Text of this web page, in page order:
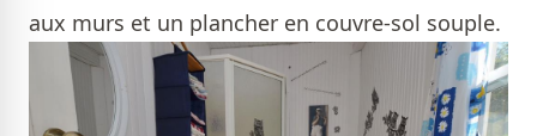
aux murs et un plancher en couvre-sol souple.